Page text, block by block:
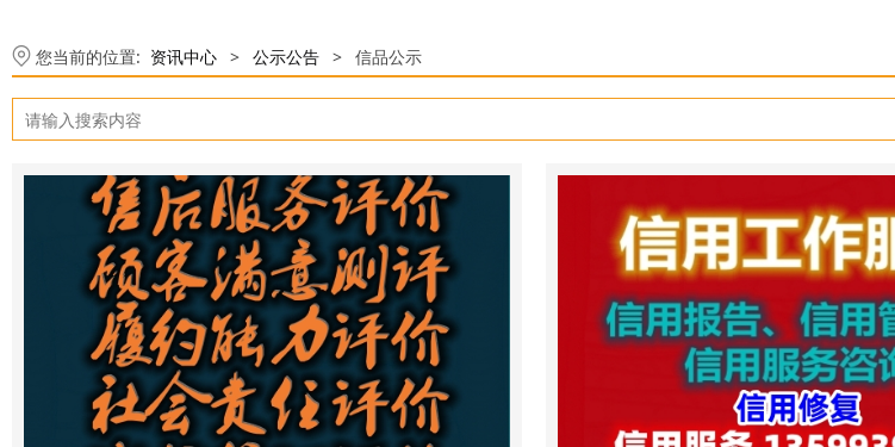
您当前的位置: 资讯中心 > 公示公告 > 信品公示